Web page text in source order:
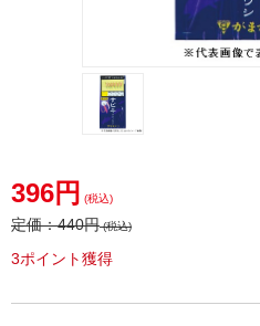
396円 (税込)
定価：440円(税込)
3ポイント獲得